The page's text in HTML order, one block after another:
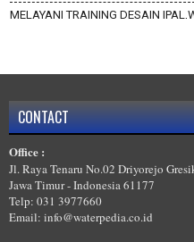
MELAYANI TRAINING DESAIN
MELAYANI TRAINING DESAIN
MELAYANI TRAINING DESAIN
CONTACT
Office :
Jl. Raya Tenaru No.02 Driyorejo
Jawa Timur - Indonesia 61177
Telp: 031 3977660
Email: info@waterpedia.co.id